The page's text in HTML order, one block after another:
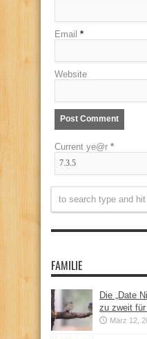
Email *
Website
Current ye@r *
FAMILIE
Die „Date
zu zweit
März 12,